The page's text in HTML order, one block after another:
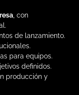
, con
de lanzamiento.
para equipos.
definidos.
producción y